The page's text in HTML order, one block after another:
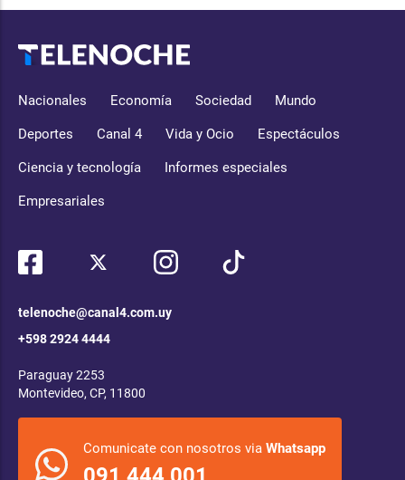
Nacionales Economía Sociedad Mundo
Deportes Canal 4 Vida y Ocio Espectáculos
Ciencia y tecnología Informes especiales
Empresariales
telenoche@canal4.com.uy
+598 2924 4444
Paraguay 2253
Montevideo, CP, 11800
Comunicate con nosotros via Whatsapp